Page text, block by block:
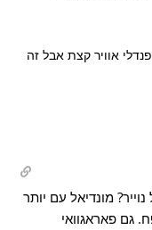
אוויר קצת אבל זה
מונדיאל עם יותר
גם פאראגוואי